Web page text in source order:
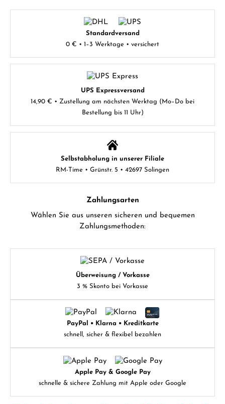
Standardversand
0 € • 1–3 Werktage • versichert
UPS Expressversand
14,90 € • Zustellung am nächsten Werktag (Mo–Do bei
Bestellung bis 11 Uhr)
Selbstabholung in unserer Filiale
RM-Time • Grünstr. 5 • 42697 Solingen
Zahlungsarten
Wählen Sie aus unseren sicheren und bequemen
Zahlungsmethoden:
Überweisung / Vorkasse
3 % Skonto bei Vorkasse
PayPal • Klarna • Kreditkarte
schnell, sicher & flexibel bezahlen
Apple Pay & Google Pay
schnelle & sichere Zahlung mit Apple oder Google